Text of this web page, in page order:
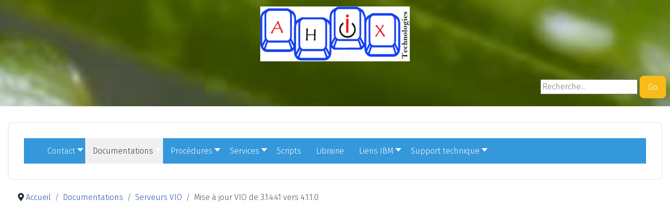
Rechercher
Go
Contact Documentations Procédures Services Scripts Librairie Liens IBM Support technique
Accueil Documentations Serveurs VIO Mise à jour VIO de 3.1.4.41 vers 4.1.1.0